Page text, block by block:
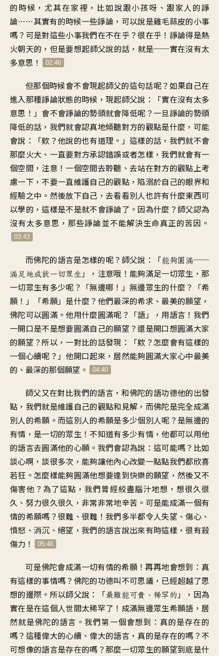
的時候 ， 尤其在家裡 ， 比如說跟小孩呀 、 跟家人的諍
論……其實有的時候一些諍論 ， 可以說是雞毛蒜皮的小事
嗎？ 可是對這些小事我們在不在乎？很在乎 ！ 諍論得是熱
火朝天的 ， 但是要想起師父說的話 ， 就是──實在沒有太
多意思 ！ 02:46
但那個時候會不會現起師父的這句話呢？ 如果自己在
進入那種諍論狀態的時候 ，現起師父說：「實在沒有太多
意思 ！」 會不會諍論的勢頭就會降低呢 ？ 一旦諍論的勢頭
降低的話 ， 我們就會認真地傾聽對方的觀點是什麼 ， 可能
會說 ：「欸？他說的也有道理 。」 這樣的話，我們就不會
那麼火大 、 一直要對方承認錯誤或者怎樣 ，我們就會有一
個空間 ， 注意 ！ 一個空間去聆聽 、去站在對方的觀點上考
慮一下 ， 不要一直維護自己的觀點 ， 陷溺於自己的眼界和
經驗之中 。 然後放下自己，去看看別人也許有什麼東西可
以學的 ， 這樣是不是就不會諍論了 。 因為什麼 ？ 師父認為
沒有太多意思 ，那些諍論並不能解決生命真正的苦因 。
03:43
而佛陀的語言是怎樣的呢？ 師父說 ：「能夠圓滿──
滿足地成就一切眾生」， 注意哦 ！ 能夠滿足一切眾生 ，那
一切眾生有多少呢 ？「無邊哪 ！」無邊眾生的什麼 ？「希
願 ！」「希願」是什麼 ？ 他們最深的希求 、 最美的願望 ，
佛陀可以圓滿 。他用什麼圓滿呢 ？「語」， 用語言 ！ 我們
一開口是不是想要圓滿自己的願望 ？還是開口想圓滿大家
的願望 ？所以，一對比的話發現 ：「欸 ？怎麼會有這樣的
一個心續呢 ？」他開口起來 ， 居然能夠圓滿大家心中最美
的 、 最深的那個願望 。 04:40
師父又在對比我們的語言 ，和佛陀的語功德他的出發
點 ， 我們就是維護自己的觀點和見解 ， 而佛陀是完全成滿
別人的希願 。而這別人的希願是多少個別人呢 ？ 是無邊的
有情 ， 是一切的眾生 ！ 不知道有多少有情 ，他都可以用他
的語言去圓滿他的心願 。 我們會認為說 ： 這可能嗎？ 比如
談心啊 ， 談很多次 ， 能夠讓他內心改變一點點我們都欣喜
若狂 。怎麼樣能夠圓滿他想要達到快樂的願望 ，然後又不
傷害他 ？ 為了這點，我們曾經絞盡腦汁地想 ， 想很久很
久 、 努力很久很久 ，非常非常地辛苦 。 可是能成滿一個有
情的希願嗎 ？很難、很難 ！我們多半都令人失望 、傷心、
憤怒、消沉、絕望 ，我們的語言說出來有時這樣 ，很有殺
傷力 ！ 05:46
可是佛陀會成滿一切有情的希願 ！再再地會想到 ： 真
有這樣的事情嗎？ 佛陀的功德叫不可思議 ， 已經超越了思
想的邊際 。 所以師父說 ：「最難能可貴 、稀罕的」， 因為
實在是在這個人世間太稀罕了 ！ 成滿無邊眾生希願語 ， 居
然就是佛陀的語言 。我們第一個會想到 ： 真的是存在的
嗎？ 這種偉大的心續 、 偉大的語言 ， 真的是存在的嗎 ？ 不
可想像的語言是存在的嗎 ？那麼一切眾生的願望到底是什